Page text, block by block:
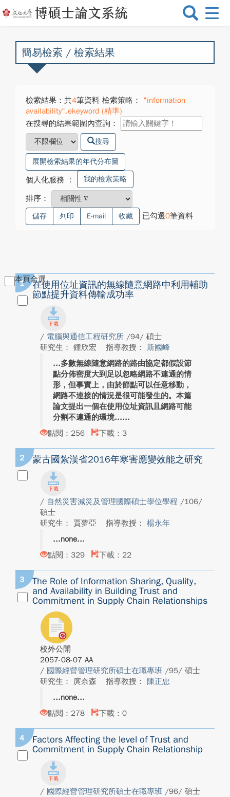
選
換
簡易檢索 / 檢索結果
檢索結果：共4筆資料 檢索策略：
"information
availability".ekeyword (精準)
在搜尋的結果範圍內查詢：
搜尋
展開檢索結果的年代分布圖
個人化服務 ： 我的檢索策略
排序：
儲存 列印 E-mail 收藏 已勾選0筆資料
本頁全選
1
在使用位址資訊的無線隨意網路中利用輔助
節點提升資料傳輸成功率
/ 電腦與通信工程研究所 /94/ 碩士
研究生： 鍾欣宏
指導教授： 斯國峰
多數無線隨意網路的路由協定都假設節
點分佈密度大到足以忽略網路不連通的情
形，但事實上，由於節點可以任意移動，
網路不連接的情況是很可能發生的。本篇
論文提出一個在使用位址資訊且網路可能
分割不連通的環境...
點閱：256
下載：3
2 蒙古國紮漢省2016年寒害應變效能之研究
/ 自然災害減災及管理國際碩士學位學程 /106/
碩士
研究生： 賈夢亞
指導教授： 楊永年
none
點閱：329
下載：22
3
The Role of Information Sharing, Quality,
and Availability in Building Trust and
Commitment in Supply Chain Relationships
校外公開
2057-08-07 AA
/ 國際經營管理研究所碩士在職專班 /95/ 碩士
研究生： 庹奈森
指導教授： 陳正忠
none
點閱：278
下載：0
4
Factors Affecting the level of Trust and
Commitment in Supply Chain Relationship
/ 國際經營管理研究所碩士在職專班 /96/ 碩士